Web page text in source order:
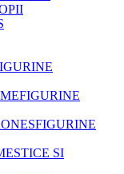
FIGURINE
FIGURINE